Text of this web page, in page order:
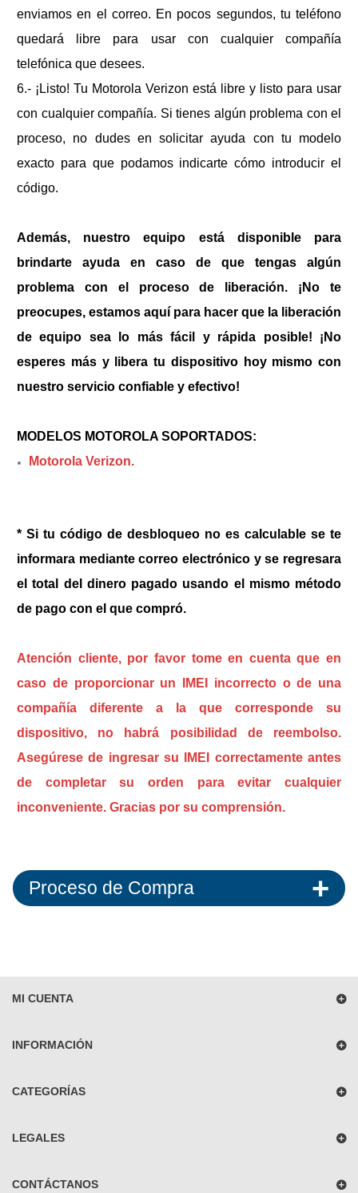
enviamos en el correo. En pocos segundos, tu teléfono
quedará libre para usar con cualquier compañía
telefónica que desees.
6.- ¡Listo! Tu Motorola Verizon está libre y listo para usar
con cualquier compañía. Si tienes algún problema con el
proceso, no dudes en solicitar ayuda con tu modelo
exacto para que podamos indicarte cómo introducir el
código.
Además, nuestro equipo está disponible para
brindarte ayuda en caso de que tengas algún
problema con el proceso de liberación. ¡No te
preocupes, estamos aquí para hacer que la liberación
de equipo sea lo más fácil y rápida posible! ¡No
esperes más y libera tu dispositivo hoy mismo con
nuestro servicio confiable y efectivo!
MODELOS MOTOROLA SOPORTADOS:
Motorola Verizon.
* Si tu código de desbloqueo no es calculable se te
informara mediante correo electrónico y se regresara
el total del dinero pagado usando el mismo método
de pago con el que compró.
Atención cliente, por favor tome en cuenta que en
caso de proporcionar un IMEI incorrecto o de una
compañía diferente a la que corresponde su
dispositivo, no habrá posibilidad de reembolso.
Asegúrese de ingresar su IMEI correctamente antes
de completar su orden para evitar cualquier
inconveniente. Gracias por su comprensión.
Proceso de Compra
MI CUENTA
INFORMACIÓN
CATEGORÍAS
LEGALES
CONTÁCTANOS